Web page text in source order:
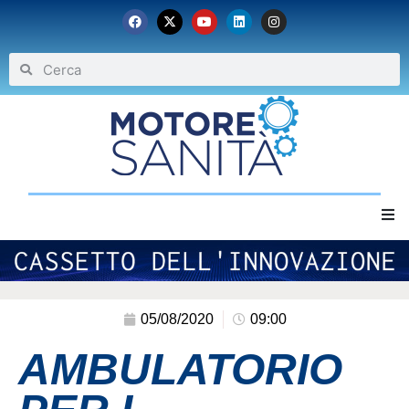
Home
Eventi
Archivio
05/08/2020 09:00
AMBULATORIO